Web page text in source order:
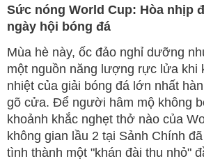
Sức nóng World Cup: Hòa nhịp
ngày hội bóng đá
Mùa hè này, ốc đảo nghỉ dưỡng
một nguồn năng lượng rực lửa khi
nhiệt của giải bóng đá lớn nhất
gõ cửa. Để người hâm mộ không
khoảnh khắc nghẹt thở nào của
không gian lầu 2 tại Sảnh Chính
tình thành một "khán đài thu nhỏ"